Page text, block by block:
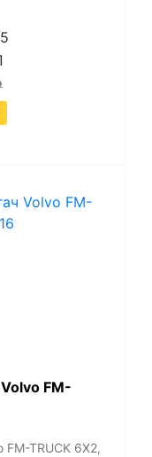
FM-
FM-TRUCK 6X2,